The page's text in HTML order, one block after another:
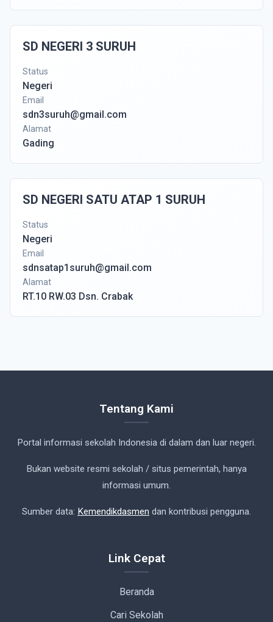
SD NEGERI 3 SURUH
Status
Negeri
Email
sdn3suruh@gmail.com
Alamat
Gading
SD NEGERI SATU ATAP 1 SURUH
Status
Negeri
Email
sdnsatap1suruh@gmail.com
Alamat
RT.10 RW.03 Dsn. Crabak
Tentang Kami
Portal informasi sekolah Indonesia di dalam dan luar negeri.
Bukan website resmi sekolah / situs pemerintah, hanya
informasi umum.
Sumber data: Kemendikdasmen dan kontribusi pengguna.
Link Cepat
Beranda
Cari Sekolah